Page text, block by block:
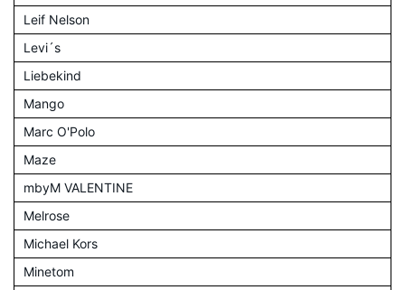
Leif Nelson
Levi´s
Liebekind
Mango
Marc O'Polo
Maze
mbyM VALENTINE
Melrose
Michael Kors
Minetom